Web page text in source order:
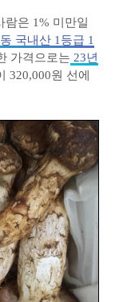
람은 1% 미만일
국내산 1등급 1
가격으로는 23년
320,000원 선에